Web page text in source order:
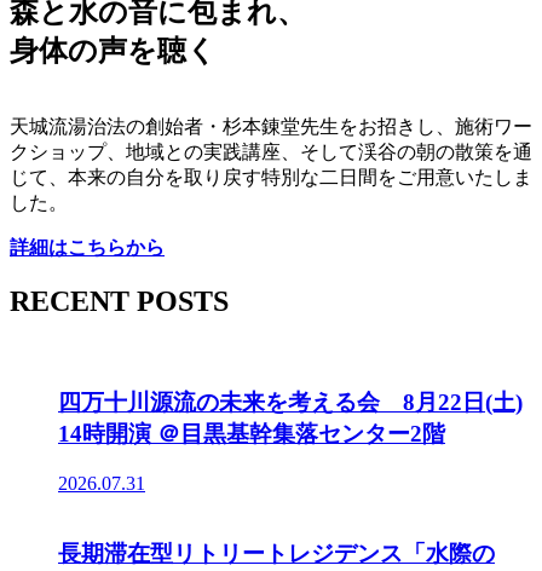
森と水の音に包まれ、
身体の声を聴く
天城流湯治法の創始者・杉本錬堂先生をお招きし、施術ワー
クショップ、地域との実践講座、そして渓谷の朝の散策を通
じて、本来の自分を取り戻す特別な二日間をご用意いたしま
した。
詳細はこちらから
RECENT POSTS
四万十川源流の未来を考える会 8月22日(土)
14時開演 ＠目黒基幹集落センター2階
2026.07.31
長期滞在型リトリートレジデンス「水際の